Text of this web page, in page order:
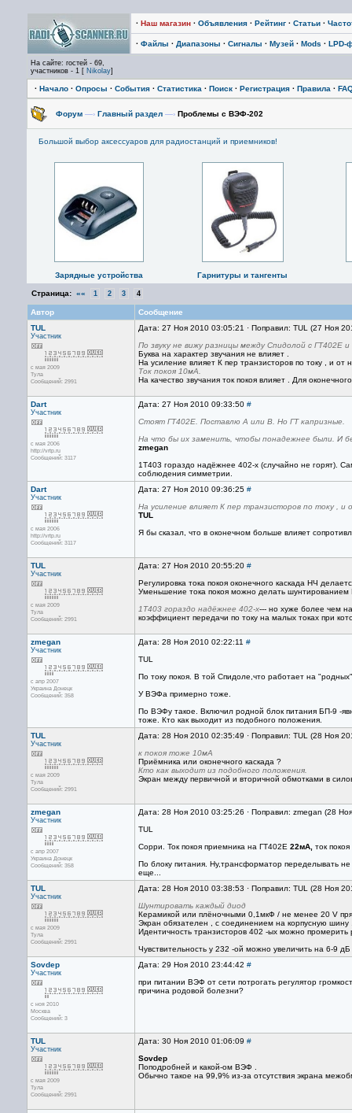
· Наш магазин · Объявления · Рейтинг · Статьи ·
· Файлы · Диапазоны · Сигналы · Музей · Mods · LPD-
На сайте: гостей - 69,
участников - 1 [ Nikolay]
· Начало · Опросы · События · Статистика · Поиск · Регистрация · Правила ·
Форум —› Главный раздел —› Проблемы с ВЭФ-202
Большой выбор аксессуаров для радиостанций и приемников!
Зарядные устройства Гарнитуры и тангенты
Страница: «« 1 2 3 4
Автор
Сообщение
TUL
Участник
с мая 2009
Тула
Сообщений: 2991
Дата: 27 Ноя 2010 03:05:21 · Поправил: TUL (27 Ноя
По звуку не вижу разницы между Спидолой с ГТ402Е и
Буква на характер звучания не влияет .
На усиление влияет К пер транзисторов по току , и от
Ток покоя 10мА.
На качество звучания ток покоя влияет . Для
Dart
Участник
с мая 2006
http://vrtp.ru
Сообщений: 3117
Дата: 27 Ноя 2010 09:33:50 #
Стоят ГТ402Е. Поставлю А или В. Но ГТ капризные.
На что бы их заменить, чтобы понадежнее были. И
zmegan
1Т403 гораздо надёжнее 402-х (случайно не горят).
соблюдения симметрии.
Dart
Участник
с мая 2006
http://vrtp.ru
Сообщений: 3117
Дата: 27 Ноя 2010 09:36:25 #
На усиление влияет К пер транзисторов по току , и
TUL
Я бы сказал, что в оконечном больше влияет
TUL
Участник
с мая 2009
Тула
Сообщений: 2991
Дата: 27 Ноя 2010 20:55:20 #
Регулировка тока покоя оконечного каскада НЧ
Уменьшение тока покоя можно делать
1Т403 гораздо надёжнее 402-х--- но хуже более чем
коэффициент передачи по току на малых токах при
zmegan
Участник
с апр 2007
Украина Донецк
Сообщений: 358
Дата: 28 Ноя 2010 02:22:11 #
TUL
По току покоя. В той Спидоле,что работает на
У ВЭФа примерно тоже.
По ВЭФу такое. Включил родной блок питания БП-9 -
тоже. Кто как выходит из подобного положения.
TUL
Участник
с мая 2009
Тула
Сообщений: 2991
Дата: 28 Ноя 2010 02:35:49 · Поправил: TUL (28 Ноя
к покоя тоже 10мА
Приёмника или оконечного каскада ?
Кто как выходит из подобного положения.
Экран между первичной и вторичной обмотками в
zmegan
Участник
с апр 2007
Украина Донецк
Сообщений: 358
Дата: 28 Ноя 2010 03:25:26 · Поправил: zmegan (28
TUL
Сорри. Ток покоя приемника на ГТ402Е 22мА, ток
По блоку питания. Ну,трансформатор переделывать
еще...
TUL
Участник
с мая 2009
Тула
Сообщений: 2991
Дата: 28 Ноя 2010 03:38:53 · Поправил: TUL (28 Ноя
Шунтировать каждый диод
Керамикой или плёночными 0,1мкФ / не менее 20 V
Экран обязателен , с соединением на корпусную
Идентичность транзисторов 402 -ых можно промерить
Чувствительность у 232 -ой можно увеличить на 6-9
Sovdep
Участник
с ноя 2010
Москва
Сообщений: 3
Дата: 29 Ноя 2010 23:44:42 #
при питании ВЭФ от сети потрогать регулятор
причина родовой болезни?
TUL
Участник
с мая 2009
Тула
Сообщений: 2991
Дата: 30 Ноя 2010 01:06:09 #
Sovdep
Поподробней и какой-ом ВЭФ .
Обычно такое на 99,9% из-за отсутствия экрана